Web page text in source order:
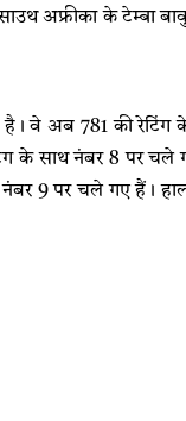
अफ्रीका के टेम्बा
है। वे अब 781 की
के साथ नंबर 8 पर चले
9 पर चले गए हैं।